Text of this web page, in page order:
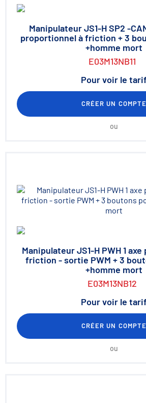
Manipulateur JS1-H SP2 -
proportionnel à friction + 3
+homme mort
E03M13NB11
Pour voir le
CRÉER UN COMPTE
ou
Manipulateur JS1-H PWH 1
friction - sortie PWM + 3
+homme mort
E03M13NB12
Pour voir le
CRÉER UN COMPTE
ou